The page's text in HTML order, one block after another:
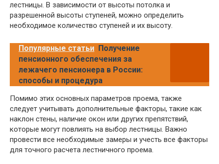
лестницы. В зависимости от высоты потолка и
разрешенной высоты ступеней, можно определить
необходимое количество ступеней и их высоту.
Популярные статьи Получение
пенсионного обеспечения за
лежачего пенсионера в России:
способы и процедура
Помимо этих основных параметров проема, также
следует учитывать дополнительные факторы, такие как
наклон стены, наличие окон или других препятствий,
которые могут повлиять на выбор лестницы. Важно
провести все необходимые замеры и учесть все факторы
для точного расчета лестничного проема.